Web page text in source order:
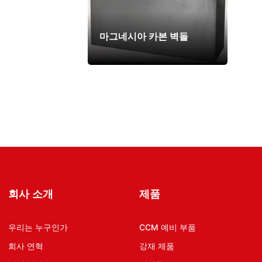
마그네시아 카본 벽돌
회사 소개
우리는 누구인가
회사 연혁
제품
CCM 예비 부품
강재 제품